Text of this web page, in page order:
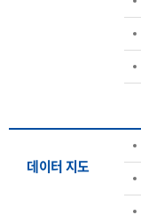
데이터 지도